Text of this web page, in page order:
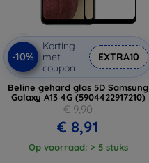
-10%
Korting
met
coupon
EXTRA10
Beline gehard glas 5D Samsung
Galaxy A13 4G (5904422917210)
€ 9,90
€ 8,91
Op voorraad: > 5 stuks